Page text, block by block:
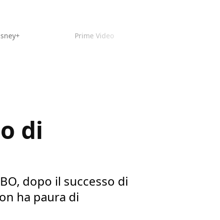
Prime Video
di
dopo il successo di
ha paura di